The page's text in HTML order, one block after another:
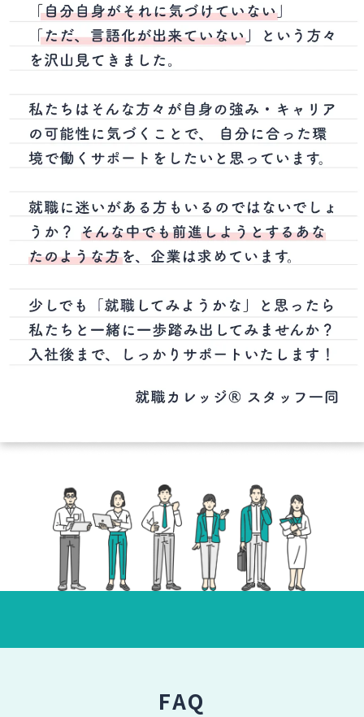
FAQ